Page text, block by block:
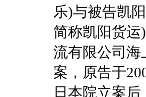
乐)与被告凯
简称凯阳货
流有限公司海
案，原告于
日本院立案